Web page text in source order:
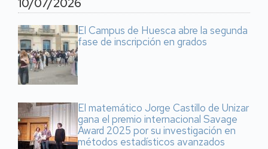
El Campus de Huesca abre la segunda
fase de inscripción en grados
El matemático Jorge Castillo de Unizar
gana el premio internacional Savage
Award 2025 por su investigación en
métodos estadísticos avanzados